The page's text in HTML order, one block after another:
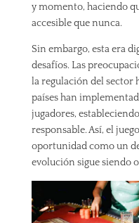
y momento, haciendo
accesible que nunca.
Sin embargo, esta era
desafíos. Las
la regulación del sector
países han
jugadores,
responsable. Así, el
oportunidad como un
evolución sigue siendo